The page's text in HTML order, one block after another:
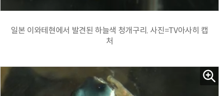
일본 이와테현에서 발견된 하늘색 청개구리. 사진=TV아사히 캡
처